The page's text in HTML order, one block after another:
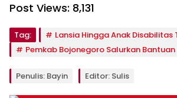
Post Views: 8,131
Tag:
Lansia Hingga Anak Disabilitas
Pemkab Bojonegoro Salurkan Bantuan
Penulis: Bayin Editor: Sulis